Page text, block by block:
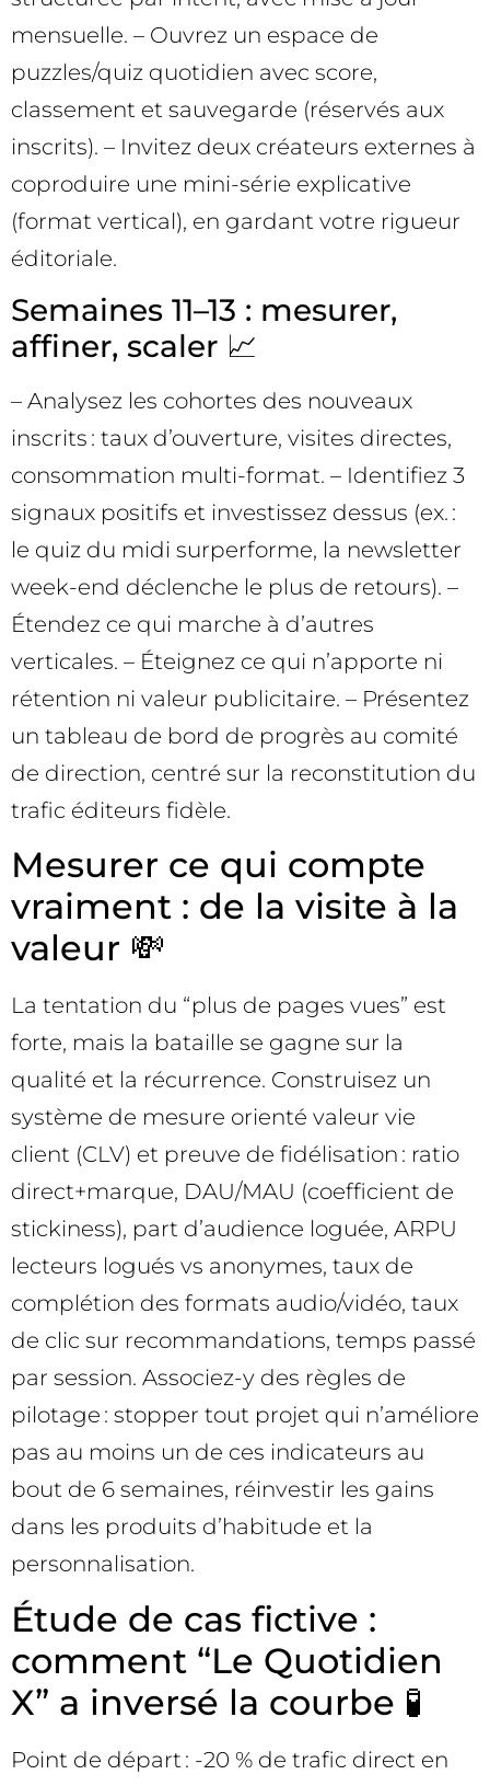
mensuelle. – Ouvrez un espace de
puzzles/quiz quotidien avec score,
classement et sauvegarde (réservés aux
inscrits). – Invitez deux créateurs externes à
coproduire une mini-série explicative
(format vertical), en gardant votre rigueur
éditoriale.
Semaines 11–13 : mesurer,
affiner, scaler 📈
– Analysez les cohortes des nouveaux
inscrits : taux d’ouverture, visites directes,
consommation multi-format. – Identifiez 3
signaux positifs et investissez dessus (ex. :
le quiz du midi surperforme, la newsletter
week-end déclenche le plus de retours). –
Étendez ce qui marche à d’autres
verticales. – Éteignez ce qui n’apporte ni
rétention ni valeur publicitaire. – Présentez
un tableau de bord de progrès au comité
de direction, centré sur la reconstitution du
trafic éditeurs fidèle.
Mesurer ce qui compte
vraiment : de la visite à la
valeur 💸
La tentation du “plus de pages vues” est
forte, mais la bataille se gagne sur la
qualité et la récurrence. Construisez un
système de mesure orienté valeur vie
client (CLV) et preuve de fidélisation : ratio
direct+marque, DAU/MAU (coefficient de
stickiness), part d’audience loguée, ARPU
lecteurs logués vs anonymes, taux de
complétion des formats audio/vidéo, taux
de clic sur recommandations, temps passé
par session. Associez-y des règles de
pilotage : stopper tout projet qui n’améliore
pas au moins un de ces indicateurs au
bout de 6 semaines, réinvestir les gains
dans les produits d’habitude et la
personnalisation.
Étude de cas fictive :
comment “Le Quotidien
X” a inversé la courbe 🧪
Point de départ : -20 % de trafic direct en